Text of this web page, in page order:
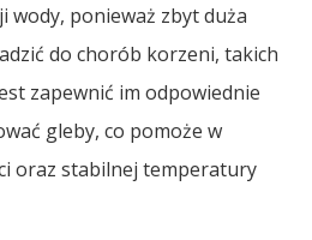
wody, ponieważ zbyt duża
do chorób korzeni, takich
zapewnić im odpowiednie
gleby, co pomoże w
oraz stabilnej temperatury